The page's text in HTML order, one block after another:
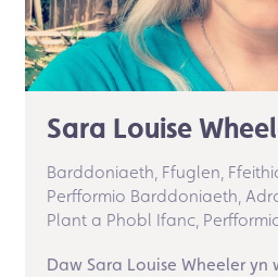
Sara Louise
Barddoniaeth, Ffuglen,
Perfformio Barddoniaeth,
Plant a Phobl Ifanc,
Daw Sara Louise Wheeler